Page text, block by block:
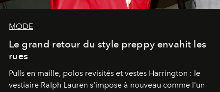
MODE
Le grand retour du style preppy envahit les
rues
Pulls en maille, polos revisités et vestes Harrington : le
vestiaire Ralph Lauren s'impose à nouveau comme l'un